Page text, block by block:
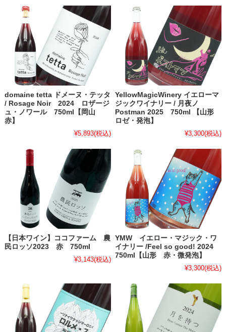
domaine tetta ドメーヌ・テッタ
/ Rosage Noir 2024 ロザージ
ュ・ノワール 750ml【岡山
赤】
¥5,893(税込)
YellowMagicWinery イエローマ
ジックワイナリー / 月夜ノ
Postman 2025 750ml 【山形
ロゼ・発泡】
¥3,300(税込)
【日本ワイン】ココファーム 農
民ロッソ2023 赤 750ml
¥3,143(税込)
YMW イエロー・マジック・ワ
イナリー /Feel so good! 2024
750ml【山形 赤・微発泡】
¥3,300(税込)